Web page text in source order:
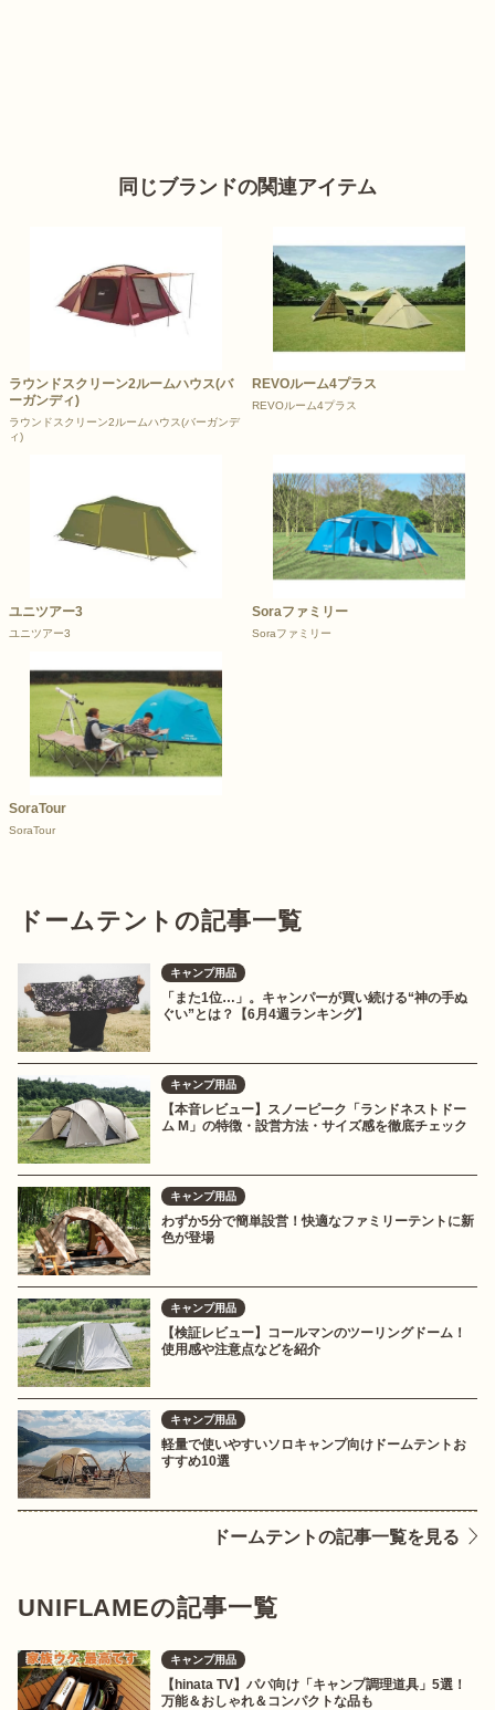
同じブランドの関連アイテム
ラウンドスクリーン2ルームハウス(バ
ーガンディ)
ラウンドスクリーン2ルームハウス(バーガンデ
ィ)
REVOルーム4プラス
REVOルーム4プラス
ユニツアー3
ユニツアー3
Soraファミリー
Soraファミリー
SoraTour
SoraTour
ドームテントの記事一覧
キャンプ用品
「また1位…」。キャンパーが買い続ける“神の手ぬ
ぐい”とは？【6月4週ランキング】
キャンプ用品
【本音レビュー】スノーピーク「ランドネストドー
ム M」の特徴・設営方法・サイズ感を徹底チェック
キャンプ用品
わずか5分で簡単設営！快適なファミリーテントに新
色が登場
キャンプ用品
【検証レビュー】コールマンのツーリングドーム！
使用感や注意点などを紹介
キャンプ用品
軽量で使いやすいソロキャンプ向けドームテントお
すすめ10選
ドームテントの記事一覧を見る
UNIFLAMEの記事一覧
キャンプ用品
【hinata TV】パパ向け「キャンプ調理道具」5選！
万能＆おしゃれ＆コンパクトな品も